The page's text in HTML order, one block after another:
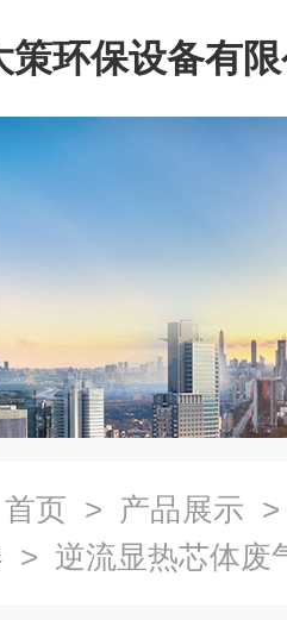
策环保设备有
首页 > 产品展示
> 逆流显热芯体废